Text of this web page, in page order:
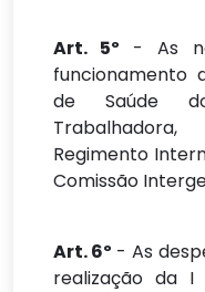
Art. 5º - As
funcionamento
de Saúde
Regimento
Comissão
Art. 6º - As
realização da I